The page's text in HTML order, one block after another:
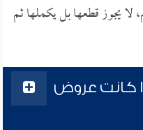
لا يجوز قطعها بل يكملها ثم
كانت عروض